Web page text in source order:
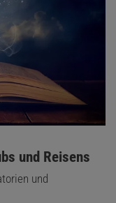
und Reisens
und